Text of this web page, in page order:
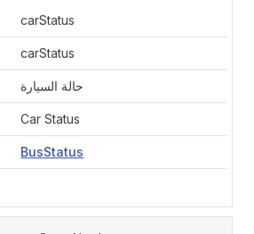
carStatus
carStatus
حالة السيارة
Car Status
BusStatus